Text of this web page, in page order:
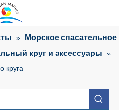
»
Морское спасательное
круг и аксессуары
»
круга